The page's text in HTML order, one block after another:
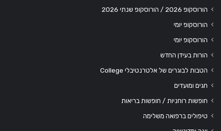
הורוסקופ 2026 / הורוסקופ שנתי 2026
הורוסקופ יומי
הורוסקופ יומי
הורות בעידן החדש
הטבות לבוגרים של אלטרנטיבלי College
חגים ומועדים
חופשות רוחניות / חופשות בריאות
טיפולים ברפואה משלימה